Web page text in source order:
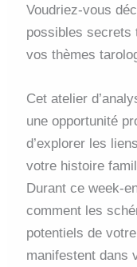
Voudriez-vous
possibles secrets
vos thèmes
Cet atelier
une opportunité
d’explorer les
votre histoire
Durant ce week-
comment les
potentiels de
manifestent dans